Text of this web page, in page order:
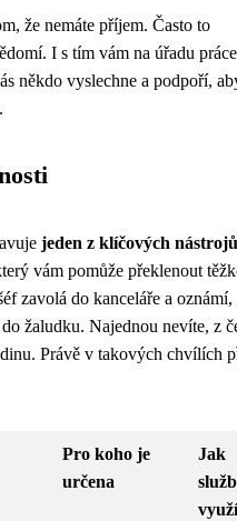
že nemáte příjem. Často to
I s tím vám na úřadu práce
někdo vyslechne a podpoří,
jeden z klíčových nástrojů
vám pomůže překlenout
zavolá do kanceláře a oznámí,
žaludku. Najednou nevíte, z
Právě v takových chvílích
Pro koho je
určena
Jak